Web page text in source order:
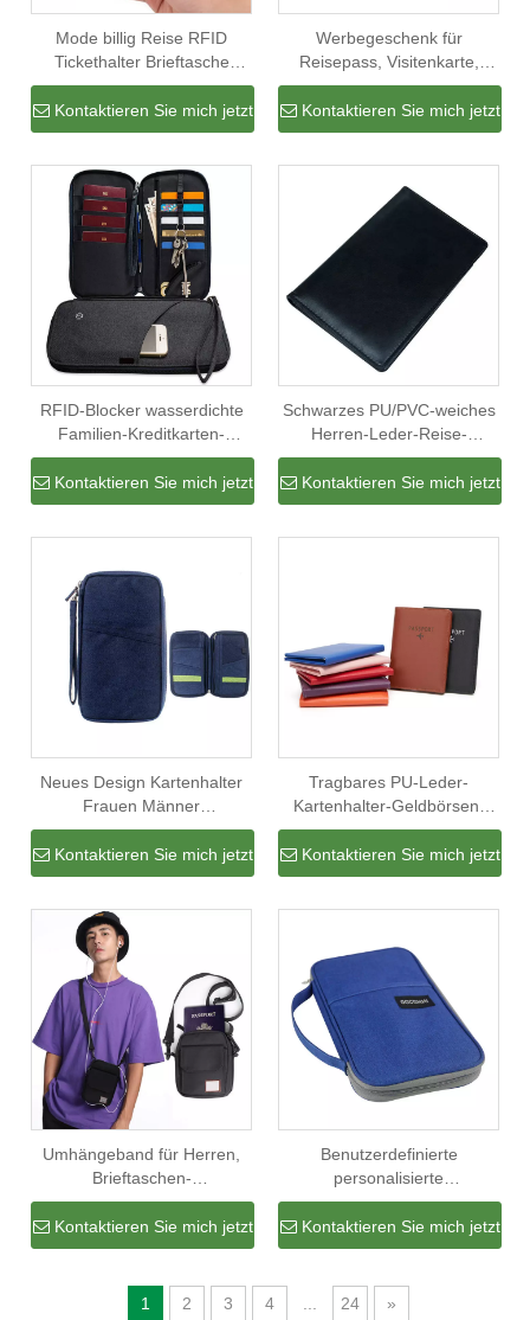
Mode billig Reise RFID
Tickethalter Brieftasche
Männer Reisepass Tasche
mit Kartenfächern billig
Großhandel
Kontaktieren Sie mich jetzt
Werbegeschenk für
Reisepass, Visitenkarte,
Tickethalter, RFID-Karte,
Schlüsselanhänger,
Brieftaschen-Organizer
Kontaktieren Sie mich jetzt
RFID-Blocker wasserdichte
Familien-Kreditkarten-
Dokumenten-Ticket-Reise-
Brieftaschen-Organizer-
Tasche für Reisepass
Kontaktieren Sie mich jetzt
Schwarzes PU/PVC-weiches
Herren-Leder-Reise-
Portemonnaie für
Visitenkarten Passtickets
Kontaktieren Sie mich jetzt
Neues Design Kartenhalter
Frauen Männer
Kartendokumenten-
Organisator Reisebrieftasche
Reisepass-Organizer für
Kontaktieren Sie mich jetzt
Tragbares PU-Leder-
Kartenhalter-Geldbörsen-
Familien-Pass-Halter-Reise-
Mappen-Pass-Etui für
Männer
Kontaktieren Sie mich jetzt
Umhängeband für Herren,
Brieftaschen-
Clip/Dokumenten-
Organizer/Passkartenhalter
Kontaktieren Sie mich jetzt
Benutzerdefinierte
personalisierte
Familienpasshalter
Reisekarte Tickets Dokument
Brieftasche Halter Geldbörse
Kontaktieren Sie mich jetzt
1 2 3 4 24 »